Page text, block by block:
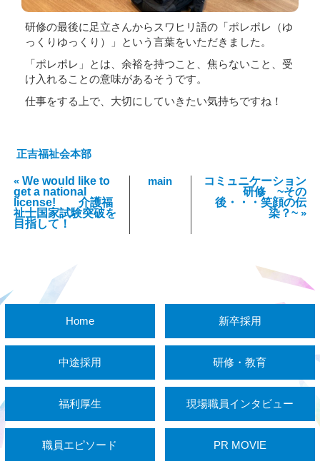
研修の最後に足立さんからスワヒリ語の「ポレポレ（ゆ
っくりゆっくり）」という言葉をいただきました。
「ポレポレ」とは、余裕を持つこと、焦らないこと、受
け入れることの意味があるそうです。
仕事をする上で、大切にしていきたい気持ちですね！
正吉福祉会本部
« We would like to
get a national
license! 介護福
祉士国家試験突破を
目指して！
main
コミュニケーション
研修 ~その
後・・・笑顔の伝
染？~ »
Home 新卒採用
中途採用 研修・教育
福利厚生 現場職員インタビュー
職員エピソード PR MOVIE